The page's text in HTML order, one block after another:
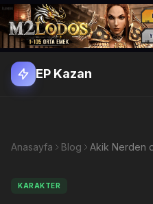
EP Kazan
Anasayfa Blog Akik Nerden
KARAKTER